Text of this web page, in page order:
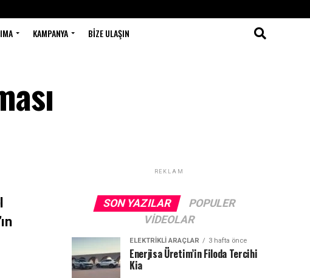
KAMPANYA BIZE ULAŞIN
REKLAM
SON YAZILAR
POPULER
VIDEOLAR
ELEKTRIKLI ARAÇLAR 3 hafta önce
Enerjisa Üretim’in Filoda Tercihi
Kia